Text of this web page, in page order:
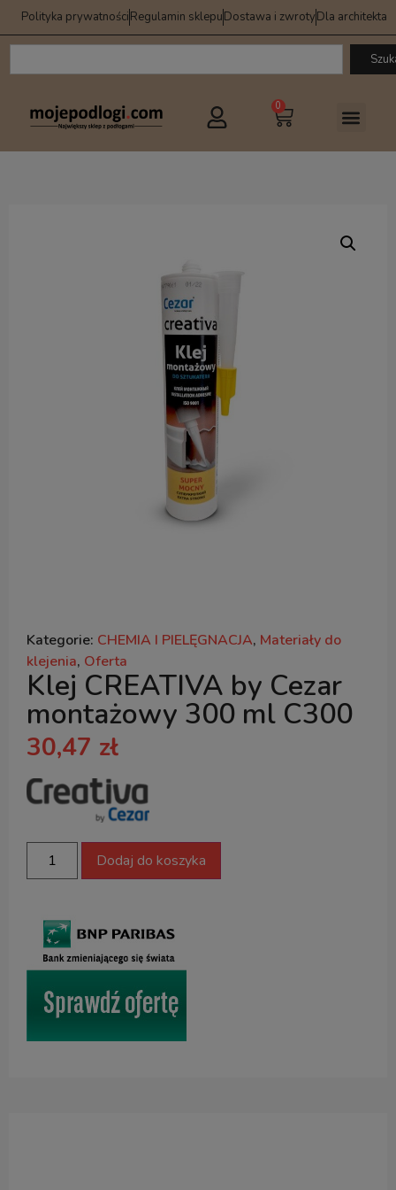
Polityka prywatnościRegulamin sklepuDostawa i zwrotyDla architekta
0
Kategorie: CHEMIA I PIELĘGNACJA, Materiały do
klejenia, Oferta
Klej CREATIVA by Cezar
montażowy 300 ml C300
30,47 zł
Dodaj do koszyka